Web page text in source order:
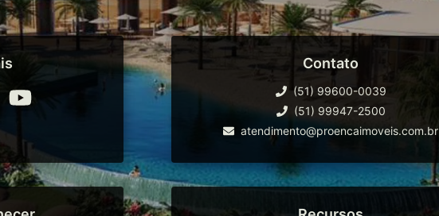
Contato
(51) 99600-0039
(51) 99947-2500
atendimento@proencaimoveis.com.br